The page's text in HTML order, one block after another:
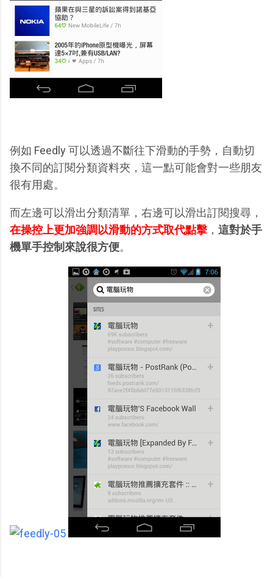
例如 Feedly 可以透過不斷往下滑動的手勢，自動切
換不同的訂閱分類資料夾，這一點可能會對一些朋友
很有用處。
而左邊可以滑出分類清單，右邊可以滑出訂閱搜尋，
在操控上更加強調以滑動的方式取代點擊 ， 這對於手
機單手控制來說很方便。